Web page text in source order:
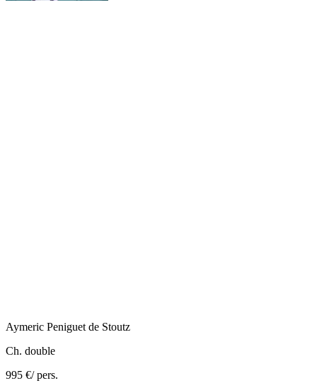
Aymeric Peniguet de Stoutz
Ch. double
995 €/ pers.